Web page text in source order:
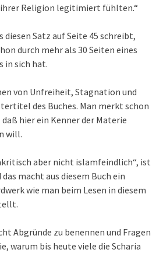
Religion legitimiert fühlten.“
diesen Satz auf Seite 45 schreibt,
durch mehr als 30 Seiten eines
in sich hat.
von Unfreiheit, Stagnation und
des Buches. Man merkt schon
hier ein Kenner der Materie
will.
aber nicht islamfeindlich“, ist
macht aus diesem Buch ein
wie man beim Lesen in diesem
Abgründe zu benennen und Fragen
warum bis heute viele die Scharia